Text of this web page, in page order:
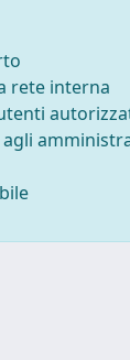
rete interna